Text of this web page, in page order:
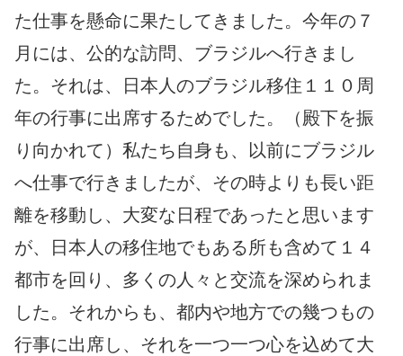
た仕事を懸命に果たしてきました。今年の７
月には、公的な訪問、ブラジルへ行きまし
た。それは、日本人のブラジル移住１１０周
年の行事に出席するためでした。（殿下を振
り向かれて）私たち自身も、以前にブラジル
へ仕事で行きましたが、その時よりも長い距
離を移動し、大変な日程であったと思います
が、日本人の移住地でもある所も含めて１４
都市を回り、多くの人々と交流を深められま
した。それからも、都内や地方での幾つもの
行事に出席し、それを一つ一つ心を込めて大